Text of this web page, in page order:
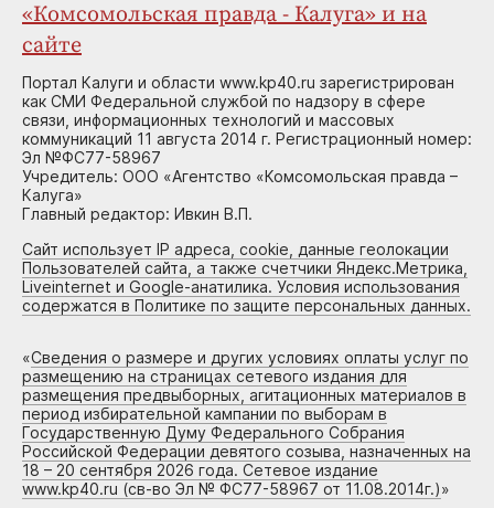
«Комсомольская правда - Калуга» и на
сайте
Портал Калуги и области www.kp40.ru зарегистрирован
как СМИ Федеральной службой по надзору в сфере
связи, информационных технологий и массовых
коммуникаций 11 августа 2014 г. Регистрационный номер:
Эл №ФС77-58967
Учредитель: ООО «Агентство «Комсомольская правда –
Калуга»
Главный редактор: Ивкин В.П.
Сайт использует IP адреса, cookie, данные геолокации
Пользователей сайта, а также счетчики Яндекс.Метрика,
Liveinternet и Google-анатилика. Условия использования
содержатся в Политике по защите персональных данных.
«Сведения о размере и других условиях оплаты услуг по
размещению на страницах сетевого издания для
размещения предвыборных, агитационных материалов в
период избирательной кампании по выборам в
Государственную Думу Федерального Собрания
Российской Федерации девятого созыва, назначенных на
18 – 20 сентября 2026 года. Сетевое издание
www.kp40.ru (св-во Эл № ФС77-58967 от 11.08.2014г.)»